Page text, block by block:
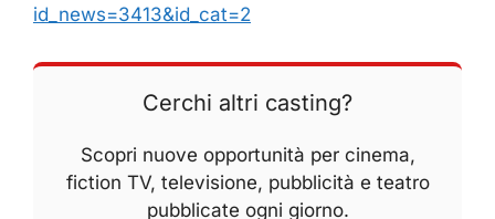
id_news=3413&id_cat=2
Cerchi altri casting?
Scopri nuove opportunità per cinema,
fiction TV, televisione, pubblicità e teatro
pubblicate ogni giorno.